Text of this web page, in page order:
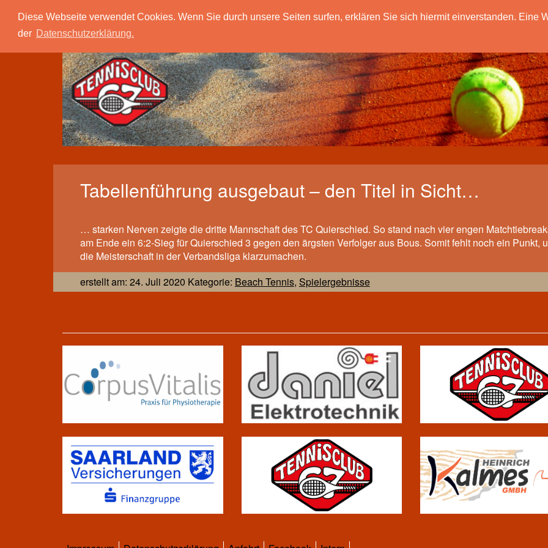
Diese Webseite verwendet Cookies. Wenn Sie durch unsere Seiten surfen, erklären Sie sich hiermit einverstanden. Eine
der Datenschutzerklärung.
Tc 67 Quierschied Verein Spielbetrieb
Tabellenführung ausgebaut – den Titel in Sicht…
… starken Nerven zeigte die dritte Mannschaft des TC Quierschied. So stand nach vier engen
am Ende ein 6:2-Sieg für Quierschied 3 gegen den ärgsten Verfolger aus Bous. Somit fehlt noch ein Punkt,
die Meisterschaft in der Verbandsliga klarzumachen.
erstellt am: 24. Juli 2020 Kategorie: Beach Tennis, Spielergebnisse